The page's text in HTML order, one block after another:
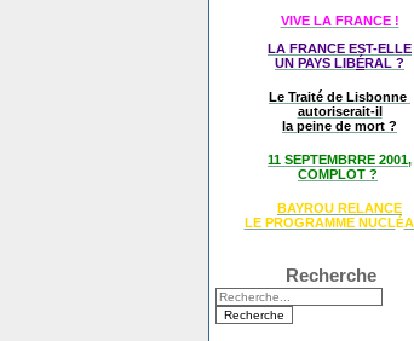
VIVE LA FRANCE !
LA FRANCE EST-ELLE
UN PAYS LIBÉRAL ?
Le Traité de Lisbonne
autoriserait-il
la peine de mort ?
11 SEPTEMBRRE 2001,
COMPLOT ?
BAYROU RELANCE
LE PROGRAMME NUCLÉ
Recherche